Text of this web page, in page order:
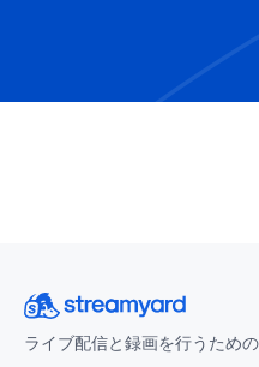
ライブ配信と録画を行うため